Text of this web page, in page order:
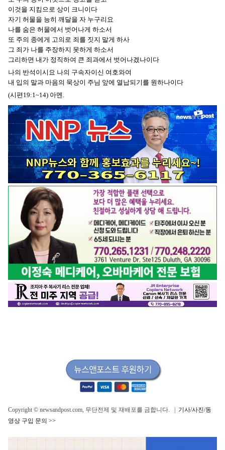
이것을 지킴으로 상이 크니이다
자기 허물을 능히 깨달을 자 누구리요
나를 숨은 허물에서 벗어나게 하소서
또 주의 종에게 고의로 죄를 짓지 말게 하사
그 죄가 나를 주장하지 못하게 하소서
그리하면 내가 정직하여 큰 죄과에서 벗어나겠나이다
나의 반석이시요 나의 구속자이신 여호와여
내 입의 말과 마음의 묵상이 주님 앞에 열납되기를 원하나이다
(시편19:1~14) 아멘.
Copyright © newsandpost.com, 무단전제 및 재배포를 금합니다. | 기사/사진/동
영상 구입 문의 >>